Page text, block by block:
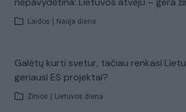
Laidos Nauja diena
Galėtų kurti svetur, tačiau renkasi
geriausi ES projektai?
Žinios Lietuvos diena